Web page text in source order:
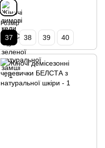
Розмір
37 38 39 40